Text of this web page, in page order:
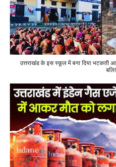
उत्तराखंड के इस स्कूल में बना दिया भटकती
बलि!